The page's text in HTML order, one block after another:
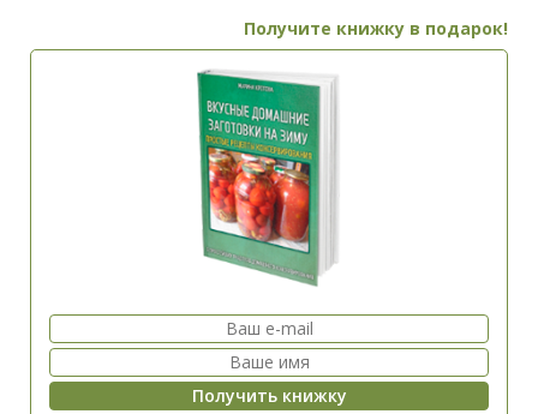
Получите книжку в подарок!